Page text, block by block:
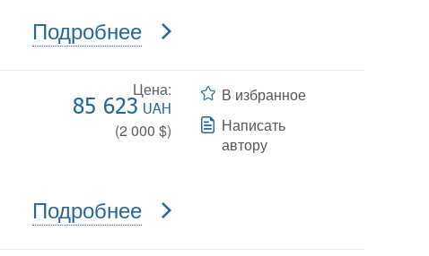
Подробнее
Цена:
85 623 UAH
(2 000 $)
Подробнее
В избранное
Написать
автору